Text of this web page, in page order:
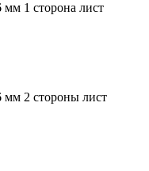
1 сторона лист
2 стороны лист